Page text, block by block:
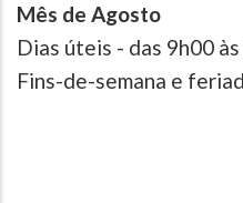
Mês de Agosto
Dias úteis - das 9h00
Fins-de-semana e